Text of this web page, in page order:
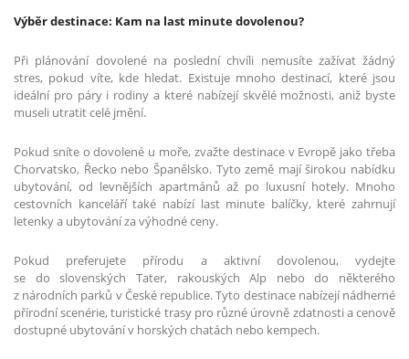
Výběr destinace: Kam na last minute dovolenou?
Při plánování dovolené na poslední chvíli nemusíte zažívat žádný
stres, pokud víte, kde hledat. Existuje mnoho destinací, které jsou
ideální pro páry i rodiny a které nabízejí skvělé možnosti, aniž byste
museli utratit celé jmění.
Pokud sníte o dovolené u moře, zvažte destinace v Evropě jako třeba
Chorvatsko, Řecko nebo Španělsko. Tyto země mají širokou nabídku
ubytování, od levnějších apartmánů až po luxusní hotely. Mnoho
cestovních kanceláří také nabízí last minute balíčky, které zahrnují
letenky a ubytování za výhodné ceny.
Pokud preferujete přírodu a aktivní dovolenou, vydejte
se do slovenských Tater, rakouských Alp nebo do některého
z národních parků v České republice. Tyto destinace nabízejí nádherné
přírodní scenérie, turistické trasy pro různé úrovně zdatnosti a cenově
dostupné ubytování v horských chatách nebo kempech.